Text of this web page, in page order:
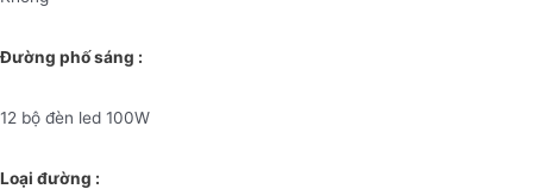
Đường phố sáng :
12 bộ đèn led 100W
Loại đường :